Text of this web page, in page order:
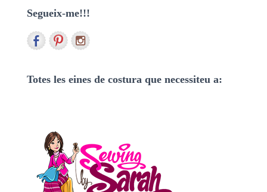
c
:
Segueix-me!!!
Totes les eines de costura que necessiteu a: